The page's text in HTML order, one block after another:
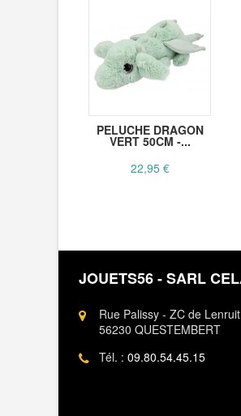
PELUCHE DRAGON
VERT 50CM -...
22,95 €
JOUETS56 - SARL
Rue Palissy - ZC de Lenruit
56230 QUESTEMBERT
Tél. : 09.80.54.45.15